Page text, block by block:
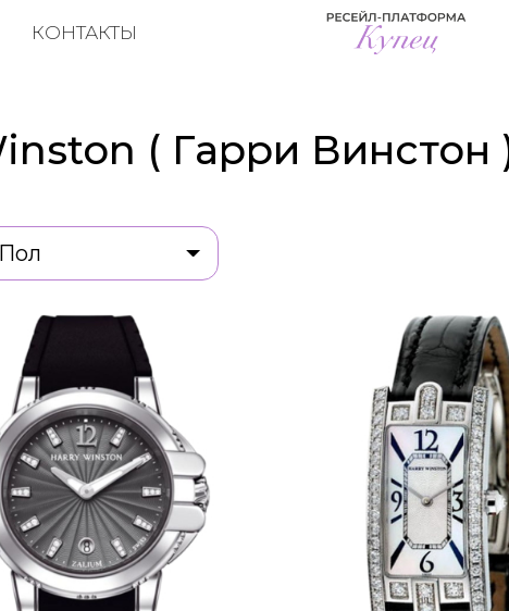
КОНТАКТЫ
( Гарри
Пол